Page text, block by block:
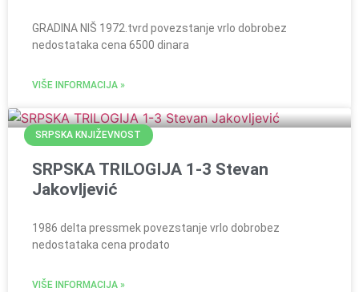
GRADINA NIŠ 1972.tvrd povezstanje vrlo dobrobez
nedostataka cena 6500 dinara
VIŠE INFORMACIJA »
SRPSKA KNJIŽEVNOST
SRPSKA TRILOGIJA 1-3 Stevan
Jakovljević
1986 delta pressmek povezstanje vrlo dobrobez
nedostataka cena prodato
VIŠE INFORMACIJA »